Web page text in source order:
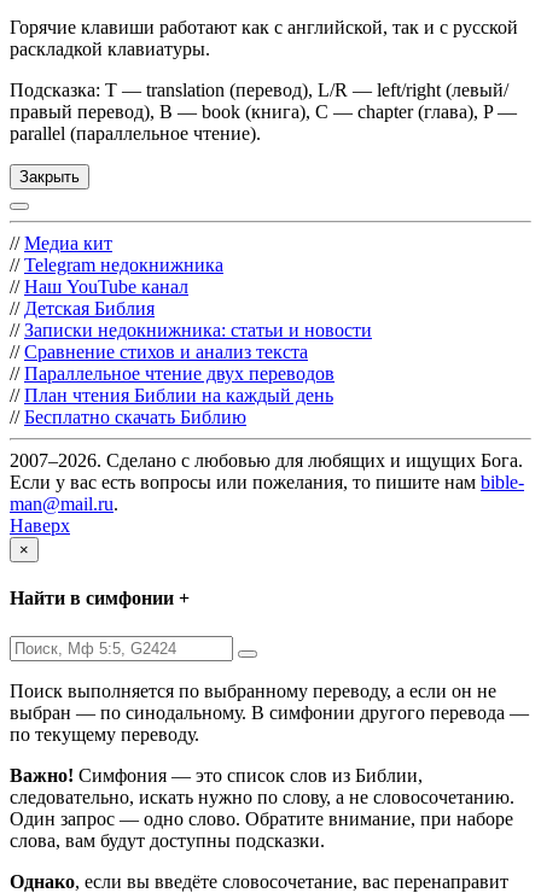
Горячие клавиши работают как с английской, так и с русской
раскладкой клавиатуры.
Подсказка: T — translation (перевод), L/R — left/right (левый/
правый перевод), B — book (книга), C — chapter (глава), P —
parallel (параллельное чтение).
Закрыть
// Медиа кит
// Telegram недокнижника
// Наш YouTube канал
// Детская Библия
// Записки недокнижника: статьи и новости
// Сравнение стихов и анализ текста
// Параллельное чтение двух переводов
// План чтения Библии на каждый день
// Бесплатно скачать Библию
2007–2026. Сделано с любовью для любящих и ищущих Бога.
Если у вас есть вопросы или пожелания, то пишите нам bible-
man@mail.ru.
Наверх
×
Найти в симфонии +
Поиск выполняется по выбранному переводу, а если он не
выбран — по синодальному. В симфонии другого перевода —
по текущему переводу.
Важно! Симфония — это список слов из Библии,
следовательно, искать нужно по слову, а не словосочетанию.
Один запрос — одно слово. Обратите внимание, при наборе
слова, вам будут доступны подсказки.
Однако, если вы введёте словосочетание, вас перенаправит